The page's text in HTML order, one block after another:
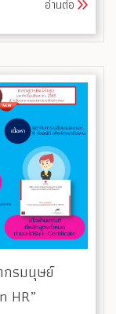
อ่านต่อ
กรมนุษย์
HR”